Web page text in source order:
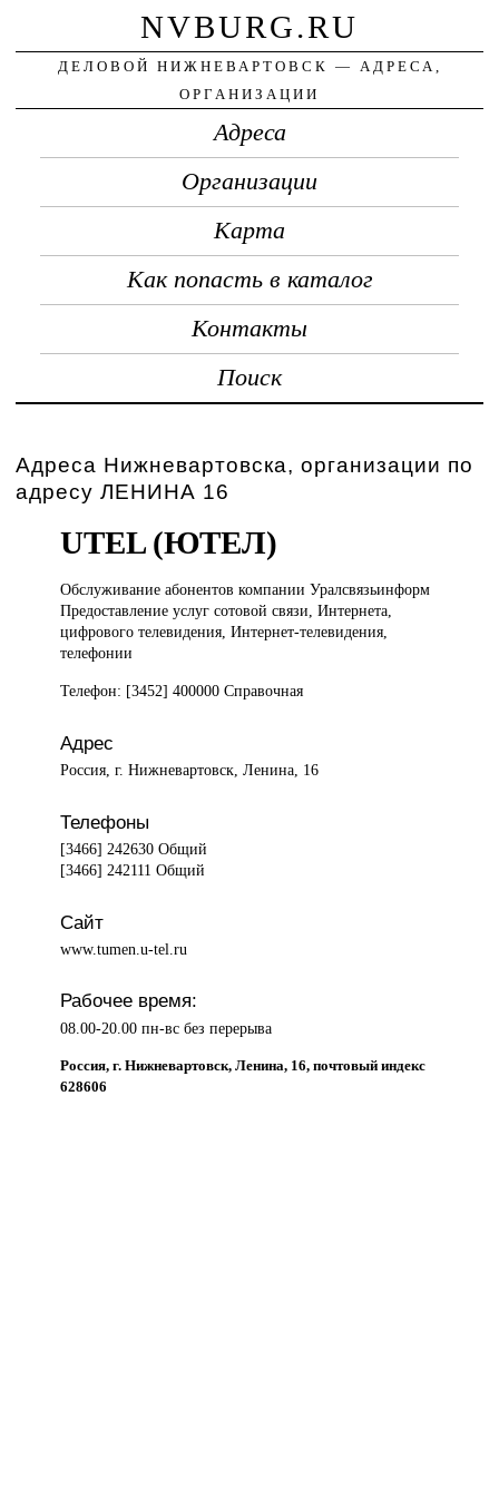
NVBURG.RU
ДЕЛОВОЙ НИЖНЕВАРТОВСК — АДРЕСА,
ОРГАНИЗАЦИИ
Адреса
Организации
Карта
Как попасть в каталог
Контакты
Поиск
Адреса Нижневартовска, организации по
адресу ЛЕНИНА 16
UTEL (ЮТЕЛ)
Обслуживание абонентовкомпании Уралсвязьинформ
Предоставление услуг сотовой связи, Интернета,
цифрового телевидения, Интернет-телевидения,
телефонии
Телефон: [3452] 400000 Справочная
Адрес
Россия, г. Нижневартовск, Ленина, 16
Телефоны
[3466] 242630 Общий
[3466] 242111 Общий
Сайт
www.tumen.u-tel.ru
Рабочее время:
08.00-20.00 пн-вс без перерыва
Россия, г. Нижневартовск, Ленина, 16, почтовый индекс
628606